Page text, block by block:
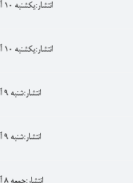
انتشار:يکشنبه 10 آذر 1387-0:0
انتشار:يکشنبه 10 آذر 1387-0:0
انتشار:شنبه 9 آذر 1387-0:0
انتشار:شنبه 9 آذر 1387-0:0